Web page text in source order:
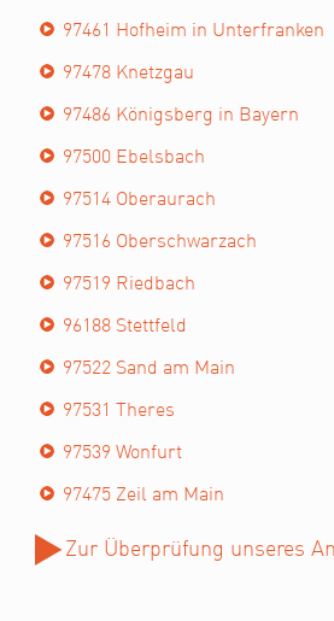
97461 Hofheim in Unterfranken
97478 Knetzgau
97486 Königsberg in Bayern
97500 Ebelsbach
97514 Oberaurach
97516 Oberschwarzach
97519 Riedbach
96188 Stettfeld
97522 Sand am Main
97531 Theres
97539 Wonfurt
97475 Zeil am Main
Zur Überprüfung unseres